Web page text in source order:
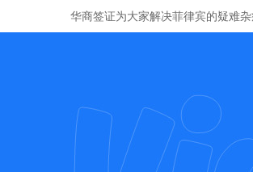
华商签证为大家解决菲律宾的疑难